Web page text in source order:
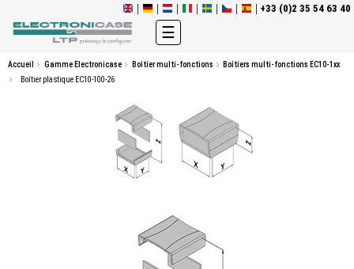
+33 (0)2 35 54 63 40
Basculer
la
navigation
☰
Accueil Gamme Electronicase Boîtier multi-fonctions
Boîtiers multi-fonctions EC10-1xx
Boîtier plastique EC10-100-26